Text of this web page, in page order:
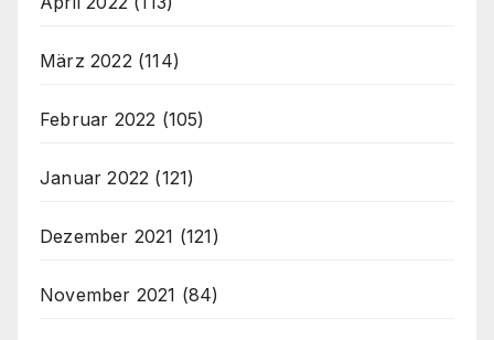
März 2022 (114)
Februar 2022 (105)
Januar 2022 (121)
Dezember 2021 (121)
November 2021 (84)